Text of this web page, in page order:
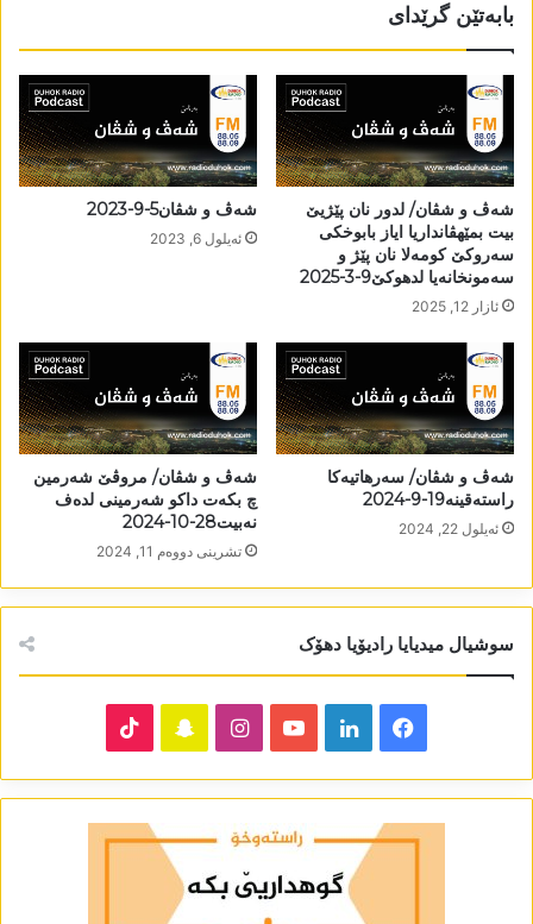
بابەتێن گرێدای
شەڤ و شڤان/ لدور نان پێژیێ
بیت بمێھڤانداریا ایاز بابوخکی
سەروکێ کومەلا نان پێژ و
سەمونخانەیا لدھوکێ9-3-2025
ئازار 12, 2025
شەڤ و شڤان5-9-2023
ئه‌یلول 6, 2023
شەڤ و شڤان/ سەرھاتیەکا
راستەقینە19-9-2024
ئه‌یلول 22, 2024
شەڤ و شڤان/ مروڤێ شەرمین
چ بکەت داکو شەرمینی لدەف
نەبیت28-10-2024
تشرینی دووه‌م 11, 2024
سوشیال میدیایا رادیۆیا دھۆک
Facebook
LinkedIn
YouTube
Instagram
Snapchat